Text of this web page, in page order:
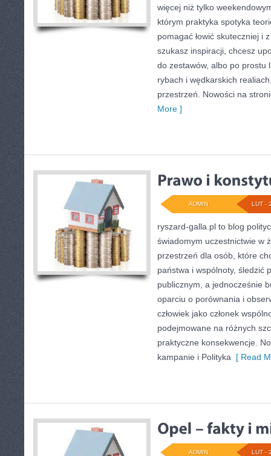
więcej niż tylko
którym praktyka spotyka
pomagać łowić skuteczniej i
szukasz inspiracji, chcesz
do zestawów, albo po prostu
rybach i wędkarskich
przestrzeń. Nowości na
More ]
LUT -
ADMIN
ryszard-galla.pl to blog
świadomym uczestnictwie w
przestrzeń dla osób, które
państwa i wspólnoty, śledzić
publicznym, a jednocześnie
oparciu o porównania i
człowiek jako członek
podejmowane na różnych
praktyczne konsekwencje.
kampanie i Polityka [ Read
LUT -
ADMIN